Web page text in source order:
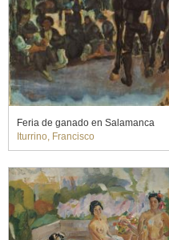
Feria de ganado en Salamanca
Iturrino, Francisco